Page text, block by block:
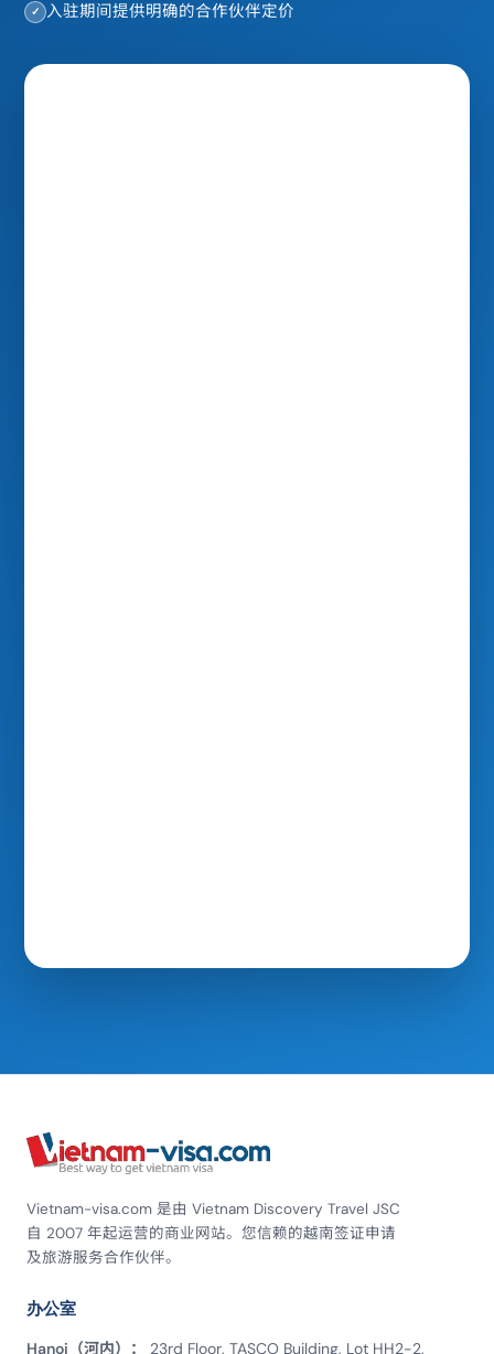
✓ 入驻期间提供明确的合作伙伴定价
Vietnam-visa.com 是由 Vietnam Discovery Travel JSC
自 2007 年起运营的商业网站。您信赖的越南签证申请
及旅游服务合作伙伴。
办公室
Hanoi（河内）： 23rd Floor, TASCO Building, Lot HH2-2,